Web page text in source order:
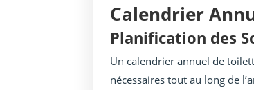
Calendrier
Planification des
Un calendrier annuel de
nécessaires tout au long de